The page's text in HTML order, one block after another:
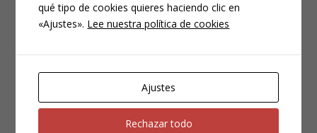
Compliance
Noticias
Penal
Penitenciario
qué tipo de cookies quieres haciendo clic en
«Ajustes». Lee nuestra política de cookies
Ajustes
Rechazar todo